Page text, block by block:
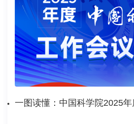
一图读懂：中国科学院2025